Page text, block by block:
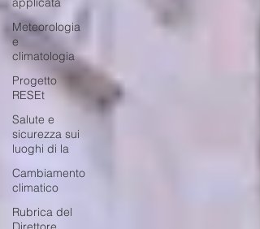
Meteorologia
e
climatologia
Progetto
RESEt
Salute e
sicurezza sui
luoghi di la
Cambiamento
climatico
Rubrica del